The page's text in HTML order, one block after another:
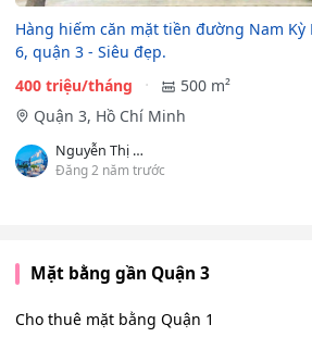
Hàng hiếm căn mặt tiền đường Nam
6, quận 3 - Siêu đẹp.
400 triệu/tháng
500 m²
Quận 3, Hồ Chí Minh
Nguyễn Thị Như Quỳnh
Đăng 2 năm trước
Mặt bằng gần Quận 3
Cho thuê mặt bằng Quận 1